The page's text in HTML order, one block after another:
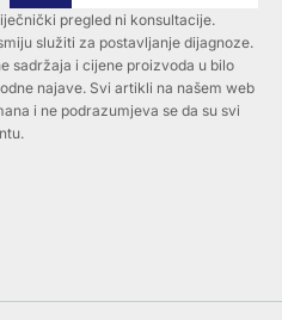
pregled ni konsultacije.
služiti za postavljanje dijagnoze.
sadržaja i cijene proizvoda u bilo
najave. Svi artikli na našem web
i ne podrazumjeva se da su svi